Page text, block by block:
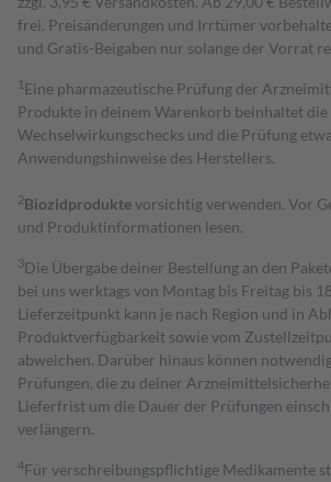
frei. Preisänderungen und Irrtümer
und Gratis-Beigaben nur solange der Vorrat
1 Eine pharmazeutische Prüfung der
Produkte in deinem Warenkorb beinhaltet
Wechselwirkungschecks und die Prüfung
Anwendungshinweise des Herstellers.
2Biozidproduktevorsichtig verwenden. Vor
und Produktinformationen lesen.
3Die Übergabe deiner Bestellung an den
bei uns werktags von Montag bis Freitag bis
Lieferzeitpunkt kann je nach Region und in
Produktverfügbarkeit sowie vom
abweichen. Darüber hinaus können
Prüfungen, die zu deiner
Lieferfrist um die Dauer der Prüfungen
verlängern.
4Für verschreibungspflichtige Medikamente